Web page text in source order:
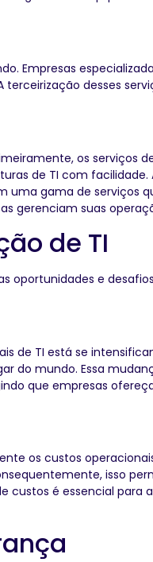
Empresas
desses
os serviços
de TI com facilidade.
uma gama de serviços
gerenciam suas
de TI
oportunidades e
de TI está se
do mundo. Essa
que empresas
os custos
isso
custos é essencial para